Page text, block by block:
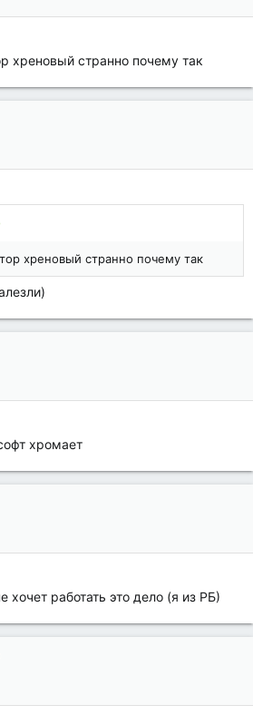
хреновый странно почему так
хреновый странно почему так
хромает
работать это дело (я из РБ)